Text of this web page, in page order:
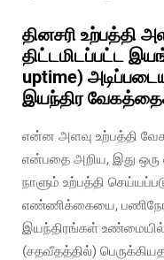
தினசரி உற்பத்தி
திட்டமிடப்பட்ட
uptime)
இயந்திர
என்ன அளவு உற்பத்தி
என்பதை அறிய, இது
நாளும் உற்பத்தி
எண்ணிக்கையை,
இயந்திரங்கள்
(சதவீதத்தில்)